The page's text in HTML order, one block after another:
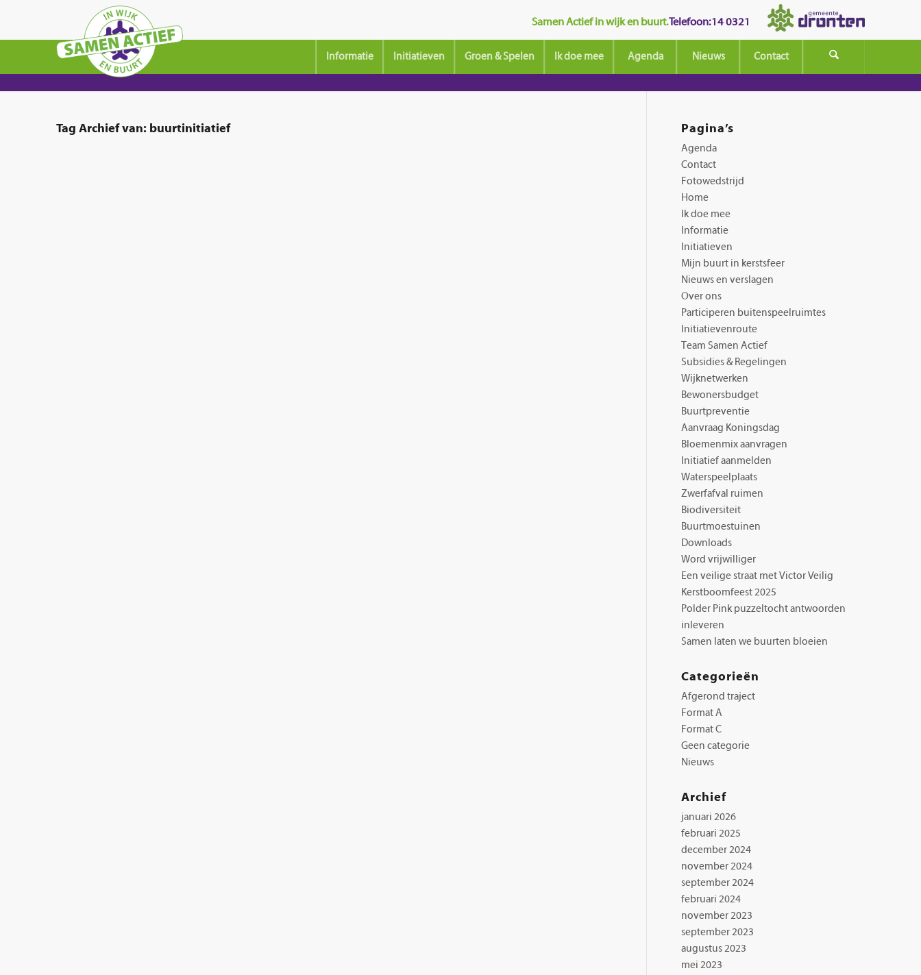
Samen Actief in wijk en buurt.Telefoon: 14 0321
Informatie Initiatieven Groen & Spelen Ik doe mee Agenda Nieuws Contact
Tag Archief van: buurtinitiatief Pagina’s
Agenda
Contact
Fotowedstrijd
Home
Ik doe mee
Informatie
Initiatieven
Mijn buurt in kerstsfeer
Nieuws en verslagen
Over ons
Participeren buitenspeelruimtes
Initiatievenroute
Team Samen Actief
Subsidies & Regelingen
Wijknetwerken
Bewonersbudget
Buurtpreventie
Aanvraag Koningsdag
Bloemenmix aanvragen
Initiatief aanmelden
Waterspeelplaats
Zwerfafval ruimen
Biodiversiteit
Buurtmoestuinen
Downloads
Word vrijwilliger
Een veilige straat met Victor Veilig
Kerstboomfeest 2025
Polder Pink puzzeltocht antwoorden
inleveren
Samen laten we buurten bloeien
Categorieën
Afgerond traject
Format A
Format C
Geen categorie
Nieuws
Archief
januari 2026
februari 2025
december 2024
november 2024
september 2024
februari 2024
november 2023
september 2023
augustus 2023
mei 2023